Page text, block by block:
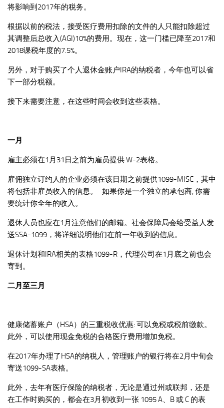
将影响到2017年的税务。
根据以前的税法，接受医疗费用扣除的文件的人只能扣除超过
其调整后总收入(AGI)10%的费用。现在，这一门槛已降至2017和
2018课税年度的7.5%。
另外，对于购买了个人退休金账户IRA的纳税者，今年也可以省
下一部分税额。
接下来需要注意，在这些时间会收到这些表格。
一月
雇主必须在1月31日之前为雇员提供 W-2表格。
雇佣独立订约人的企业必须在该日期之前提供1099-MISC，其中
将包括非雇员收入的信息。 如果你是一个独立的承包商, 你需
要统计你全年的收入。
退休人员也应在1月注意他们的邮箱。社会保障局会给受益人发
送SSA-1099，将详细说明他们在前一年收到的信息。
退休计划和IRA相关的表格1099-R，代理公司在1月底之前也会
寄到。
二月至三月
健康储蓄账户（HSA）的三重税收优惠: 可以免税或税前缴款。
此外，可以使用现金免税的合格医疗费用增加免税。
在2017年办理了HSA的纳税人，管理账户的银行将在2月中旬会
寄送1099-SA表格。
此外，去年有医疗保险的纳税者，无论是通过州或联邦，还是
在工作时购买的，都会在3月初收到一张 1095 A、B 或 C 的表